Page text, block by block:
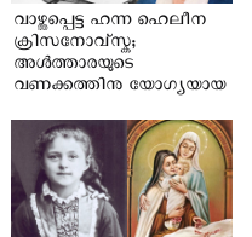
വാഴ്ത്തപ്പെട്ട ഹന്ന ഹെലീന
ക്രിസനോവ്സ്ക;
അൾത്താരയുടെ
വണക്കത്തിനു യോഗ്യയായ